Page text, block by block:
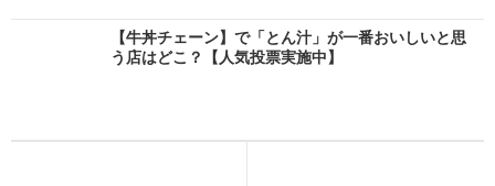
【牛丼チェーン】で「とん汁」が一番おいしいと思
う店はどこ？【人気投票実施中】